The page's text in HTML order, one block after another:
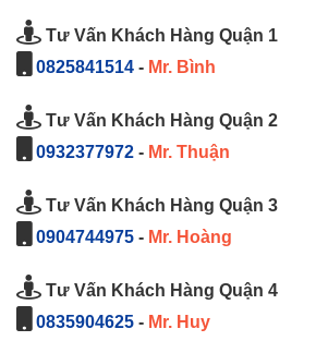
Tư Vấn Khách Hàng Quận 1
0825841514 - Mr. Bình
Tư Vấn Khách Hàng Quận 2
0932377972 - Mr. Thuận
Tư Vấn Khách Hàng Quận 3
0904744975 - Mr. Hoàng
Tư Vấn Khách Hàng Quận 4
0835904625 - Mr. Huy